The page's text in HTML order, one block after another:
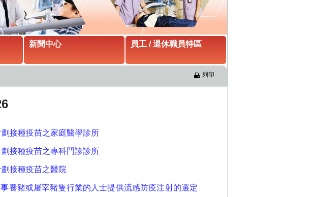
新聞中心 員工 / 退休職員特區
列印